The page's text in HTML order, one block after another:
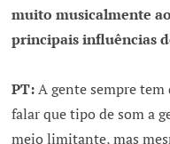
muito musicalmente
principais influências
PT:A gente sempre
falar que tipo de som a
meio limitante, mas